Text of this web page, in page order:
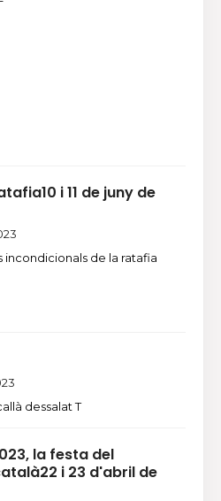
i 11 de juny de
incondicionals de la ratafia
dessalat T
la festa del
i 23 d'abril de